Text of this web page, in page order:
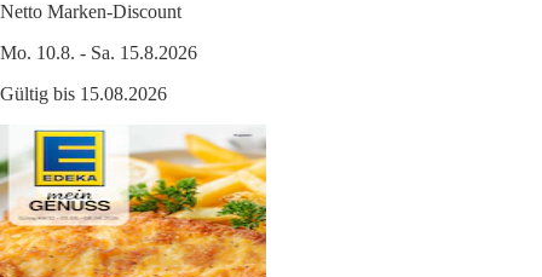
Netto Marken-Discount
Mo. 10.8. - Sa. 15.8.2026
Gültig bis 15.08.2026